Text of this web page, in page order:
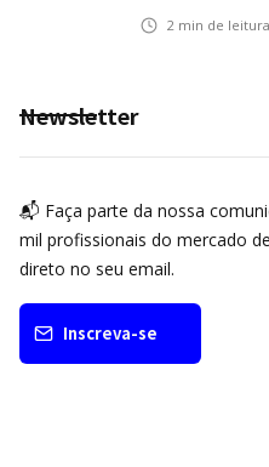
2 min de leitura
Newsletter
📬 Faça parte da nossa
mil profissionais do mercado
direto no seu email.
Inscreva-se